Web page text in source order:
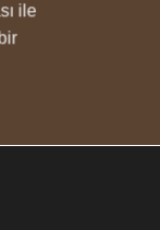
ile